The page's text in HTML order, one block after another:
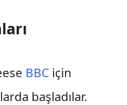
BBCiçin
başladılar.